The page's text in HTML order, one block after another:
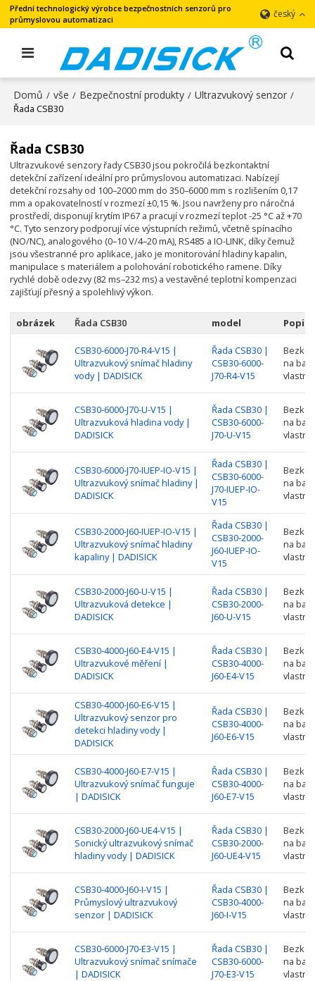
Přední technologický výrobce bezpečnostních senzorů pro
průmyslovou automatizaci
český
Domů / vše / Bezpečnostní produkty / Ultrazvukový senzor /
Řada CSB30
Řada CSB30
Ultrazvukové senzory řady CSB30 jsou pokročilá bezkontaktní
detekční zařízení ideální pro průmyslovou automatizaci. Nabízejí
detekční rozsahy od 100–2000 mm do 350–6000 mm s rozlišením 0,17
mm a opakovatelností v rozmezí ±0,15 %. Jsou navrženy pro náročná
prostředí, disponují krytím IP67 a pracují v rozmezí teplot -25 °C až +70
°C. Tyto senzory podporují více výstupních režimů, včetně spínacího
(NO/NC), analogového (0–10 V/4–20 mA), RS485 a IO-LINK, díky čemuž
jsou všestranné pro aplikace, jako je monitorování hladiny kapalin,
manipulace s materiálem a polohování robotického ramene. Díky
rychlé době odezvy (82 ms–232 ms) a vestavěné teplotní kompenzaci
zajišťují přesný a spolehlivý výkon.
obrázek Řada CSB30 model Popis
CSB30-6000-J70-R4-V15 |
Ultrazvukový snímač hladiny
vody | DADISICK
Řada CSB30 |
CSB30-6000-
J70-R4-V15
na
CSB30-6000-J70-U-V15 |
Ultrazvuková hladina vody |
DADISICK
Řada CSB30 |
CSB30-6000-
J70-U-V15
na
CSB30-6000-J70-IUEP-IO-V15 |
Ultrazvukový snímač hladiny |
DADISICK
Řada CSB30 |
CSB30-6000-
J70-IUEP-IO-
V15
na
CSB30-2000-J60-IUEP-IO-V15 |
Ultrazvukový snímač hladiny
kapaliny | DADISICK
Řada CSB30 |
CSB30-2000-
J60-IUEP-IO-
V15
na
CSB30-2000-J60-U-V15 |
Ultrazvuková detekce |
DADISICK
Řada CSB30 |
CSB30-2000-
J60-U-V15
na
CSB30-4000-J60-E4-V15 |
Ultrazvukové měření |
DADISICK
Řada CSB30 |
CSB30-4000-
J60-E4-V15
na
CSB30-4000-J60-E6-V15 |
Ultrazvukový senzor pro
detekci hladiny vody |
DADISICK
Řada CSB30 |
CSB30-4000-
J60-E6-V15
na
CSB30-4000-J60-E7-V15 |
Ultrazvukový snímač funguje
| DADISICK
Řada CSB30 |
CSB30-4000-
J60-E7-V15
na
CSB30-2000-J60-UE4-V15 |
Sonický ultrazvukový snímač
hladiny vody | DADISICK
Řada CSB30 |
CSB30-2000-
J60-UE4-V15
na
CSB30-4000-J60-I-V15 |
Průmyslový ultrazvukový
senzor | DADISICK
Řada CSB30 |
CSB30-4000-
J60-I-V15
na
CSB30-6000-J70-E3-V15 |
Ultrazvukový snímač snímače
| DADISICK
Řada CSB30 |
CSB30-6000-
J70-E3-V15
na